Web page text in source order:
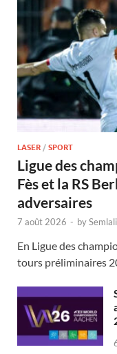
LASER / SPORT
Ligue des
Fès et la RS
adversaires
7 août 2026 - by
En Ligue des
tours préliminaires